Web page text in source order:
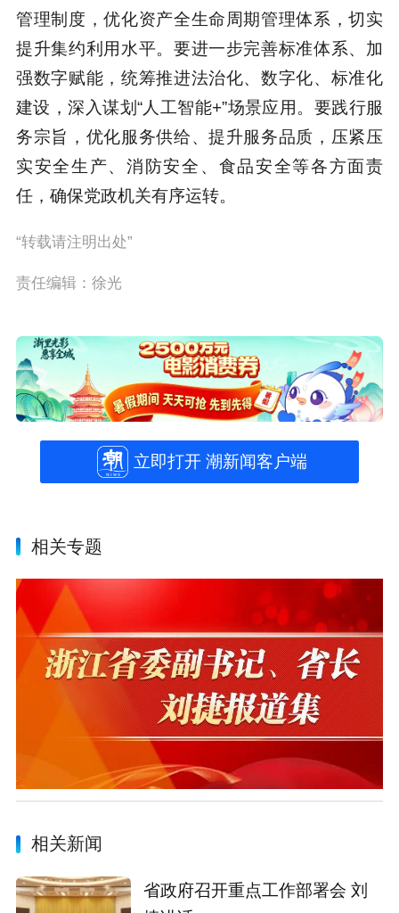
管理制度，优化资产全生命周期管理体系，切实
提升集约利用水平。要进一步完善标准体系、加
强数字赋能，统筹推进法治化、数字化、标准化
建设，深入谋划“人工智能+”场景应用。要践行服
务宗旨，优化服务供给、提升服务品质，压紧压
实安全生产、消防安全、食品安全等各方面责
任，确保党政机关有序运转。
“转载请注明出处”
责任编辑：徐光
立即打开 潮新闻客户端
相关专题
相关新闻
省政府召开重点工作部署会 刘